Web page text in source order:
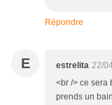
Répondre
E estrelita 22/
<br /> ce sera
prends un